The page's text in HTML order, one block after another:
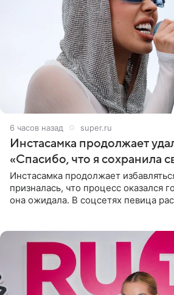
6 часов назад super.ru
Инстасамка продолжает
«Спасибо, что я сохранила
Инстасамка продолжает
призналась, что процесс оказался
она ожидала. В соцсетях певица